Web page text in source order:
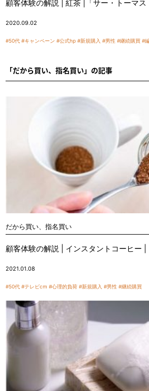
顧客体験の解説 | 紅茶 |「サー・トーマス
2020.09.02
#50代 #キャンペーン #公式hp #新規購入 #男性 #継続購買 #
「だから買い、指名買い」の記事
だから買い、指名買い
顧客体験の解説 | インスタントコーヒー |
2021.01.08
#50代 #テレビcm #心理的負荷 #新規購入 #男性 #継続購買